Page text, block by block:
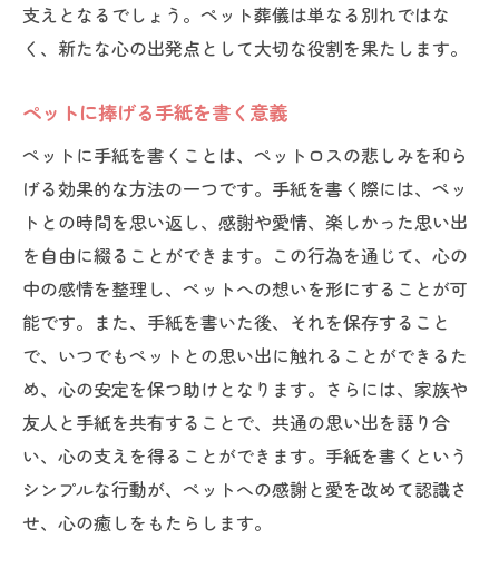
支えとなるでしょう。ペット葬儀は単なる別れではな
く、新たな心の出発点として大切な役割を果たします。
ペットに捧げる手紙を書く意義
ペットに手紙を書くことは、ペットロスの悲しみを和ら
げる効果的な方法の一つです。手紙を書く際には、ペッ
トとの時間を思い返し、感謝や愛情、楽しかった思い出
を自由に綴ることができます。この行為を通じて、心の
中の感情を整理し、ペットへの想いを形にすることが可
能です。また、手紙を書いた後、それを保存すること
で、いつでもペットとの思い出に触れることができるた
め、心の安定を保つ助けとなります。さらには、家族や
友人と手紙を共有することで、共通の思い出を語り合
い、心の支えを得ることができます。手紙を書くという
シンプルな行動が、ペットへの感謝と愛を改めて認識さ
せ、心の癒しをもたらします。